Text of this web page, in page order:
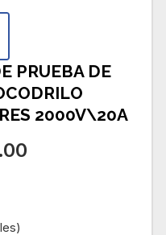
PRUEBA DE
2000V\20A